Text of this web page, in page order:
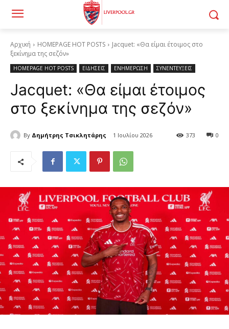
Αρχική HOMEPAGE HOT POSTS
Jacquet: «Θα είμαι έτοιμος στο
ξεκίνημα της σεζόν»
HOMEPAGE HOT POSTS ΕΙΔΗΣΕΙΣ ΕΝΗΜΕΡΩΣΗ ΣΥΝΕΝΤΕΥΞΕΙΣ
Jacquet: «Θα είμαι έτοιμος
στο ξεκίνημα της σεζόν»
By Δημήτρης Τσικλητάρης 1 Ιουλίου 2026 0
373